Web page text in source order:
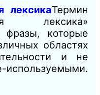
лексикаТермин
лексика»
фразы, которые
областях
и не